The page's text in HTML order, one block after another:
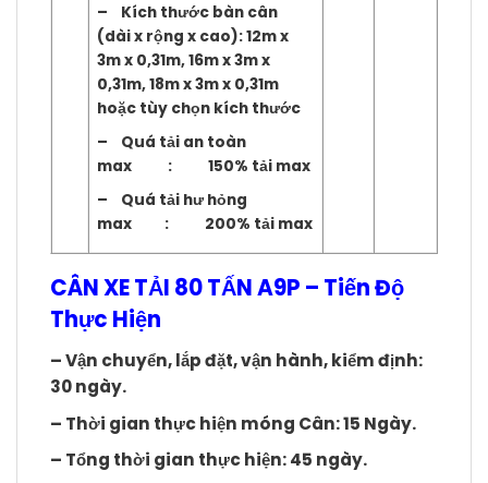
– Kích thước bàn cân
(dài x rộng x cao): 12m x
3m x 0,31m, 16m x 3m x
0,31m, 18m x 3m x 0,31m
hoặc tùy chọn kích thước
– Quá tải an toàn
max : 150% tải max
– Quá tải hư hỏng
max : 200% tải max
CÂN XE TẢI 80 TẤN A9P – Tiến Độ
Thực Hiện
– Vận chuyển, lắp đặt, vận hành, kiểm định:
30 ngày.
– Thời gian thực hiện móng Cân: 15 Ngày.
– Tổng thời gian thực hiện: 45 ngày.